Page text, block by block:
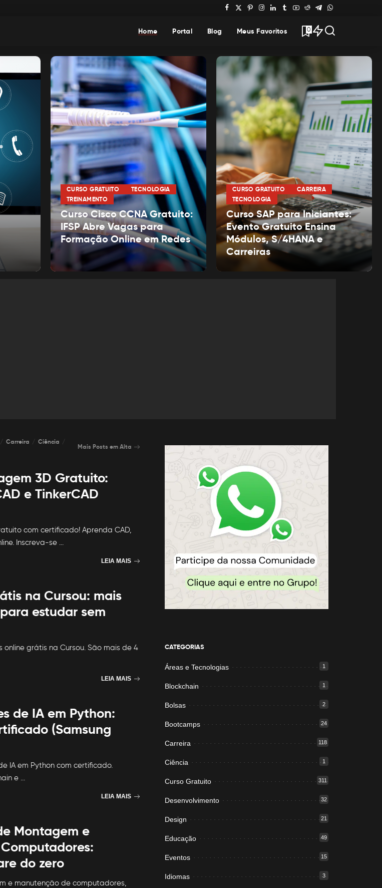
Home Portal Blog Meus Favoritos 0
CURSO GRATUITO
TECNOLOGIA
TREINAMENTO
Curso Cisco CCNA Gratuito:
IFSP Abre Vagas para
Formação Online em Redes
CURSO GRATUITO
CARREIRA
TECNOLOGIA
Curso SAP para Iniciantes:
Evento Gratuito Ensina
Módulos, S/4HANA e
Carreiras
Carreira
Ciência
Mais Posts em Alta
3D Gratuito:
e TinkerCAD
com certificado! Aprenda CAD,
Inscreva-se
LEIA MAIS
na Cursou: mais
estudar sem
online grátis na Cursou. São mais de 4
LEIA MAIS
de IA em Python:
(Samsung
IA em Python com certificado.
e
LEIA MAIS
Montagem e
do zero
e manutenção de computadores,
CATEGORIAS
Áreas e Tecnologias 1
Blockchain 1
Bolsas 2
Bootcamps 24
Carreira 118
Ciência 1
Curso Gratuito 311
Desenvolvimento 32
Design 21
Educação 49
Eventos 15
Idiomas 3